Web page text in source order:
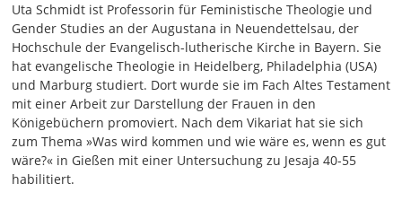
Uta Schmidt ist Professorin für Feministische Theologie und
Gender Studies an der Augustana in Neuendettelsau, der
Hochschule der Evangelisch-lutherische Kirche in Bayern. Sie
hat evangelische Theologie in Heidelberg, Philadelphia (USA)
und Marburg studiert. Dort wurde sie im Fach Altes Testament
mit einer Arbeit zur Darstellung der Frauen in den
Königebüchern promoviert. Nach dem Vikariat hat sie sich
zum Thema »Was wird kommen und wie wäre es, wenn es gut
wäre?« in Gießen mit einer Untersuchung zu Jesaja 40-55
habilitiert.